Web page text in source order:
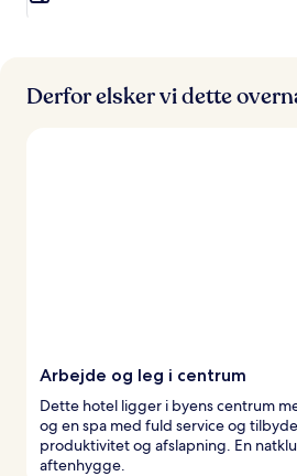
Derfor elsker vi dette
Arbejde og leg i centrum
Dette hotel ligger i byens centrum
og en spa med fuld service og
produktivitet og afslapning. En
aftenhygge.